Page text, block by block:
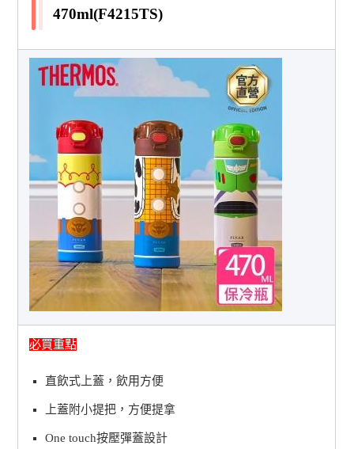
470ml(F4215TS)
必買重點
直飲式上蓋，飲用方便
上蓋附小提把，方便提拿
One touch按壓彈蓋設計